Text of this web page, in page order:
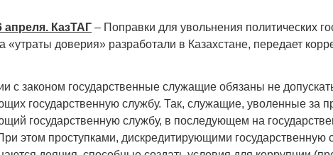
апреля. КазТАГ – Поправки для увольнения политических
«утраты доверия» разработали в Казахстане, передает
с законом государственные служащие обязаны не
государственную службу. Так, служащие, уволенные за
государственную службу, в последующем на
этом проступками, дискредитирующими государственную
17.10.2024 17:00 29972
Странная
Дарига не
30.10.2024